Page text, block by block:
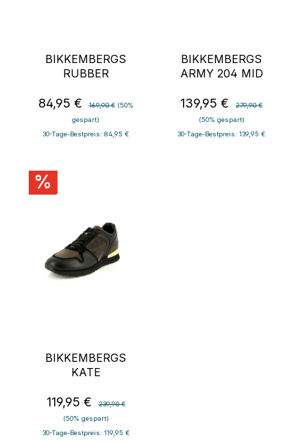
BIKKEMBERGS
RUBBER
Verkaufspreis:
84,95 € Regulärer Preis:
169,90 € (50%
gespart)
30-Tage-Bestpreis: 84,95 €
BIKKEMBERGS
ARMY 204 MID
Verkaufspreis:
139,95 € Regulärer Preis:
279,90 €
(50% gespart)
30-Tage-Bestpreis: 139,95 €
%
BIKKEMBERGS
KATE
Verkaufspreis:
119,95 €
239,90 €
(50% gespart)
30-Tage-Bestpreis: 119,95 €